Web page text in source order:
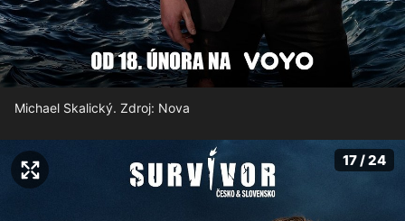
Michael Skalický. Zdroj: Nova
17 / 24